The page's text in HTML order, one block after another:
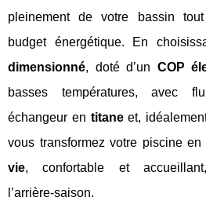
pleinement de votre bassin
budget énergétique. En
dimensionné, doté d’un COP
basses températures, avec
échangeur en titaneet,
vous transformez votre piscine en
vie, confortable et
l’arrière‑saison.